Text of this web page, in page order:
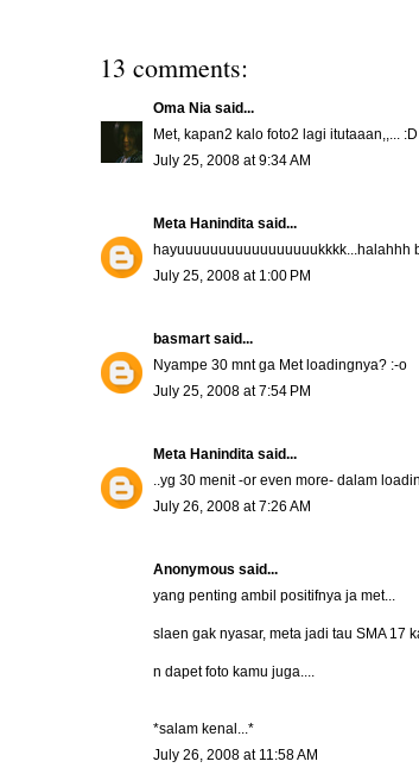
13 comments:
Oma Nia said...
Met, kapan2 kalo foto2 lagi itutaaan,,...
July 25, 2008 at 9:34 AM
Meta Hanindita said...
hayuuuuuuuuuuuuuuuuukkkk...halahhh
July 25, 2008 at 1:00 PM
basmart said...
Nyampe 30 mnt ga Met loadingnya? :-o
July 25, 2008 at 7:54 PM
Meta Hanindita said...
..yg 30 menit -or even more- dalam
July 26, 2008 at 7:26 AM
Anonymous said...
yang penting ambil positifnya ja met...
slaen gak nyasar, meta jadi tau SMA 17
n dapet foto kamu juga....
*salam kenal...*
July 26, 2008 at 11:58 AM